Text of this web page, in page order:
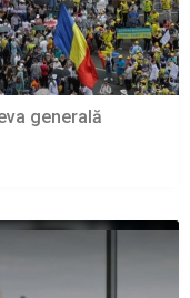
generală